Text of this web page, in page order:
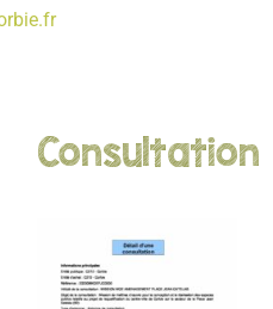
Consultation